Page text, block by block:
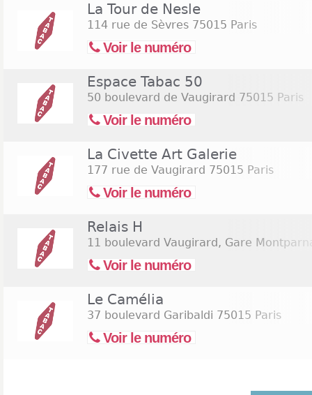
La Tour de Nesle
114 rue de Sèvres 75015 Paris
Voir le numéro
Espace Tabac 50
50 boulevard de Vaugirard 75015 Paris
Voir le numéro
La Civette Art Galerie
177 rue de Vaugirard 75015 Paris
Voir le numéro
Relais H
11 boulevard Vaugirard, Gare
Voir le numéro
Le Camélia
37 boulevard Garibaldi 75015 Paris
Voir le numéro